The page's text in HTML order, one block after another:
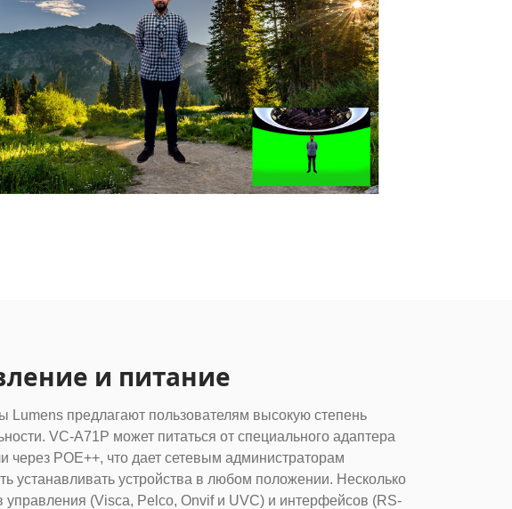
и питание
Lumens предлагают пользователям высокую степень
VC-A71P может питаться от специального адаптера
через POE++, что дает сетевым администраторам
устанавливать устройства в любом положении. Несколько
управления (Visca, Pelco, Onvif и UVC) и интерфейсов (RS-